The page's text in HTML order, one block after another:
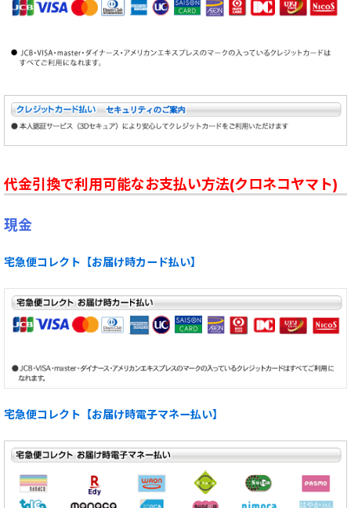
代金引換で利用可能なお支払い方法(クロネコヤマト)
現金
宅急便コレクト【お届け時カード払い】
宅急便コレクト【お届け時電子マネー払い】